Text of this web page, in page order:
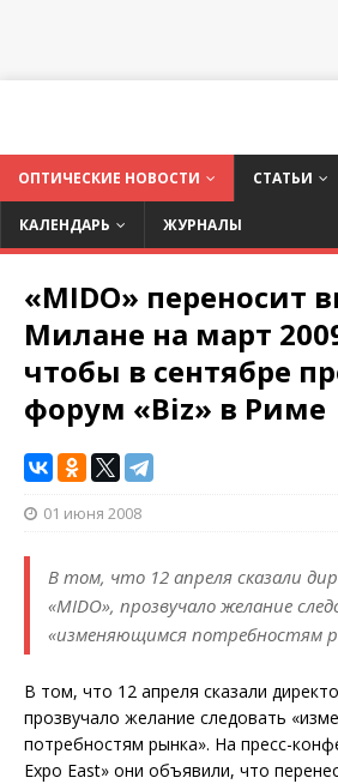
ОПТИЧЕСКИЕ НОВОСТИ СТАТЬИ
КАЛЕНДАРЬ ЖУРНАЛЫ
«MIDO» переносит
Милане на март
чтобы в сентябре
форум «Biz» в Риме
01 июня 2008
В том, что 12 апреля сказали
«MIDO», прозвучало желание
«изменяющимся потребностям
В том, что 12 апреля сказали
прозвучало желание следовать
потребностям рынка». На пресс-
Expo East» они объявили, что